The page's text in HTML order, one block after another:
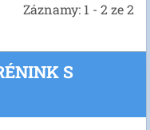
Záznamy: 1 - 2 ze 2
S